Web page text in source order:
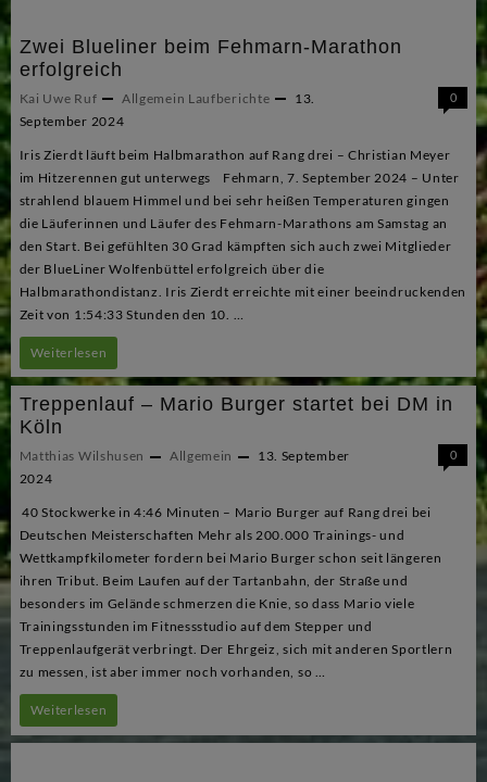
Zwei Blueliner beim Fehmarn-Marathon
erfolgreich
Kai Uwe Ruf Allgemein Laufberichte
13.
September 2024
0
Iris Zierdt läuft beim Halbmarathon auf Rang drei – Christian Meyer
im Hitzerennen gut unterwegs Fehmarn, 7. September 2024 – Unter
strahlend blauem Himmel und bei sehr heißen Temperaturen gingen
die Läuferinnen und Läufer des Fehmarn-Marathons am Samstag an
den Start. Bei gefühlten 30 Grad kämpften sich auch zwei Mitglieder
der BlueLiner Wolfenbüttel erfolgreich über die
Halbmarathondistanz. Iris Zierdt erreichte mit einer beeindruckenden
Zeit von 1:54:33 Stunden den 10. …
Zwei
Blueliner
beim
Fehmarn-
Marathon
erfolgreich
Weiterlesen
Treppenlauf – Mario Burger startet bei DM in
Köln
Matthias Wilshusen Allgemein
13. September
2024
0
40 Stockwerke in 4:46 Minuten – Mario Burger auf Rang drei bei
Deutschen Meisterschaften Mehr als 200.000 Trainings- und
Wettkampfkilometer fordern bei Mario Burger schon seit längeren
ihren Tribut. Beim Laufen auf der Tartanbahn, der Straße und
besonders im Gelände schmerzen die Knie, so dass Mario viele
Trainingsstunden im Fitnessstudio auf dem Stepper und
Treppenlaufgerät verbringt. Der Ehrgeiz, sich mit anderen Sportlern
zu messen, ist aber immer noch vorhanden, so …
Treppenlauf
–
Weiterlesen